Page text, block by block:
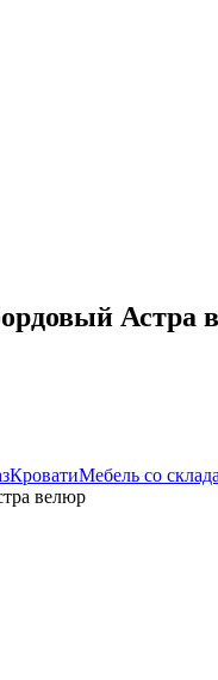
Астра
КроватиМебель со склада
велюр